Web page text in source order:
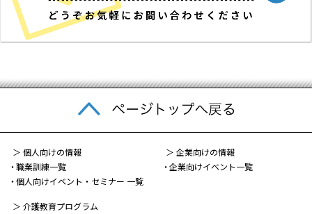
＞ 個人向けの情報
職業訓練一覧
個人向けイベント・セミナー 一覧
＞ 企業向けの情報
企業向けイベント一覧
＞ 介護教育プログラム